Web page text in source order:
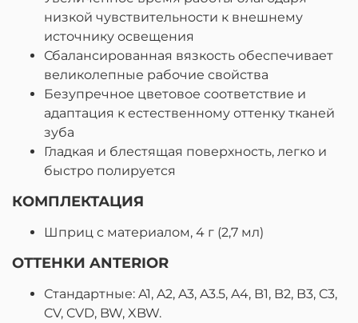
низкой чувствительности к внешнему
источнику освещения
Сбалансированная вязкость обеспечивает
великолепные рабочие свойства
Безупречное цветовое соответствие и
адаптация к естественному оттенку тканей
зуба
Гладкая и блестящая поверхность, легко и
быстро полируется
КОМПЛЕКТАЦИЯ
Шприц с материалом, 4 г (2,7 мл)
ОТТЕНКИ ANTERIOR
Стандартные: A1, A2, A3, A3.5, A4, B1, B2, B3, C3,
CV, CVD, BW, XBW.